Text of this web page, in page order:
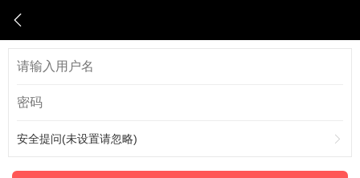
安全提问(未设置请忽略)